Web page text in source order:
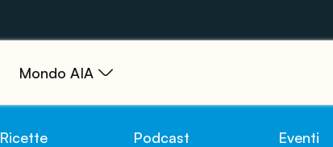
Mondo AIA
Ricette Podcast Eventi